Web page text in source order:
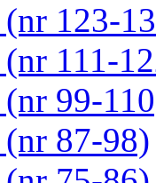
123-
111-
99-
87-98)